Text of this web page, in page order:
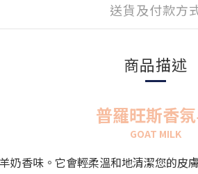
送貨及付款方
商品描述
普羅旺斯香
GOAT MILK
香味。它會輕柔溫和地清潔您的皮